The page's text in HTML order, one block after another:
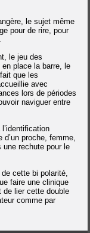
le sujet même
pour de rire, pour
le jeu des
place la barre, le
que les
avec
lors de périodes
naviguer entre
proche, femme,
rechute pour le
cette bi polarité,
faire une clinique
de lier cette double
comme par